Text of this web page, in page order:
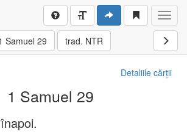
Samuel 29 trad. NTR
Detaliile cărții
1 Samuel 29